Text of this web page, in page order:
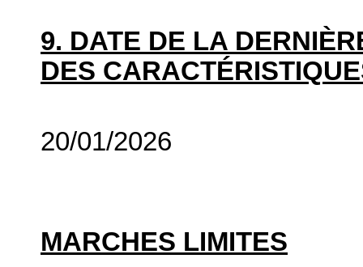
9. DATE DE LA
DES
20/01/2026
MARCHES LIMITES